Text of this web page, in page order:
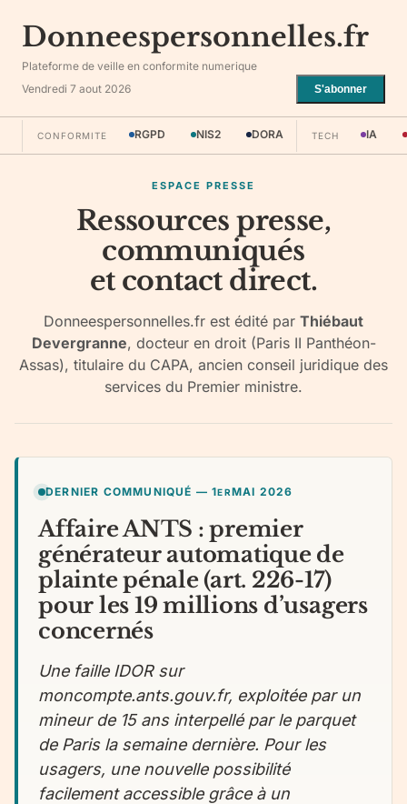
Donneespersonnelles.fr
Plateforme de veille en conformite numerique
Vendredi 7 aout 2026
S'abonner
CONFORMITE RGPD NIS2 DORA TECH IA
ESPACE PRESSE
Ressources presse,
communiqués
et contact direct.
Donneespersonnelles.fr est édité par Thiébaut
Devergranne, docteur en droit (Paris II Panthéon-
Assas), titulaire du CAPA, ancien conseil juridique des
services du Premier ministre.
DERNIER COMMUNIQUÉ — 1ERMAI 2026
Affaire ANTS : premier
générateur automatique de
plainte pénale (art. 226-17)
pour les 19 millions d’usagers
concernés
Une faille IDOR sur
moncompte.ants.gouv.fr, exploitée par un
mineur de 15 ans interpellé par le parquet
de Paris la semaine dernière. Pour les
usagers, une nouvelle possibilité
facilement accessible grâce à un